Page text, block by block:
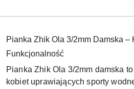
Pianka Zhik Ola 3/2mm Damska –
Funkcjonalność
Pianka Zhik Ola 3/2mm damska
kobiet uprawiających sporty